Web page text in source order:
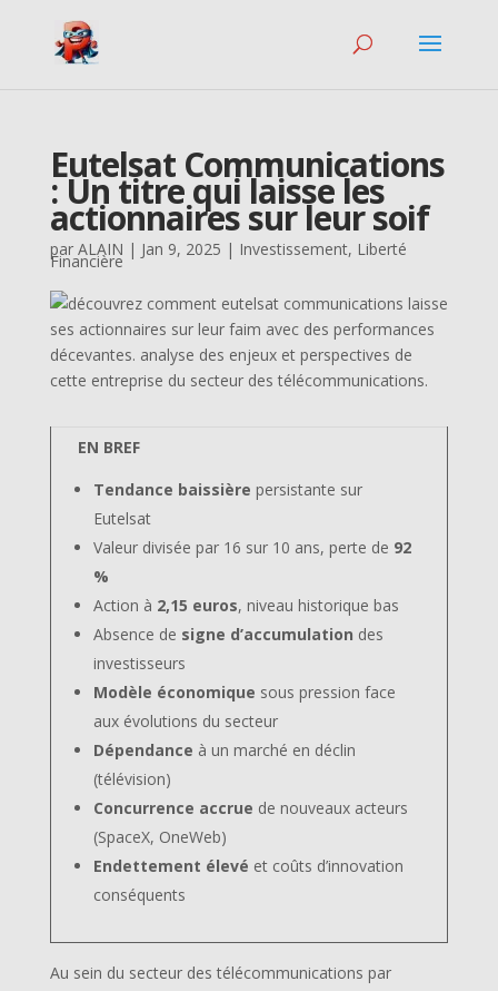
Eutelsat Communications
: Un titre qui laisse les
actionnaires sur leur soif
par ALAIN | Jan 9, 2025 | Investissement, Liberté
Financière
EN BREF
Tendance baissière persistante sur
Eutelsat
Valeur divisée par 16 sur 10 ans, perte de 92
%
Action à 2,15 euros, niveau historique bas
Absence de signe d’accumulation des
investisseurs
Modèle économique sous pression face
aux évolutions du secteur
Dépendance à un marché en déclin
(télévision)
Concurrence accrue de nouveaux acteurs
(SpaceX, OneWeb)
Endettement élevé et coûts d’innovation
conséquents
Au sein du secteur des télécommunications par